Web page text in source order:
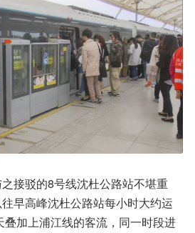
接驳的8号线沈杜公路站不堪重
早高峰沈杜公路站每小时大约运
加上浦江线的客流，同一时段进